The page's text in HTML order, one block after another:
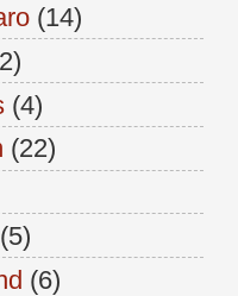
(14)
(4)
(22)
(5)
(6)